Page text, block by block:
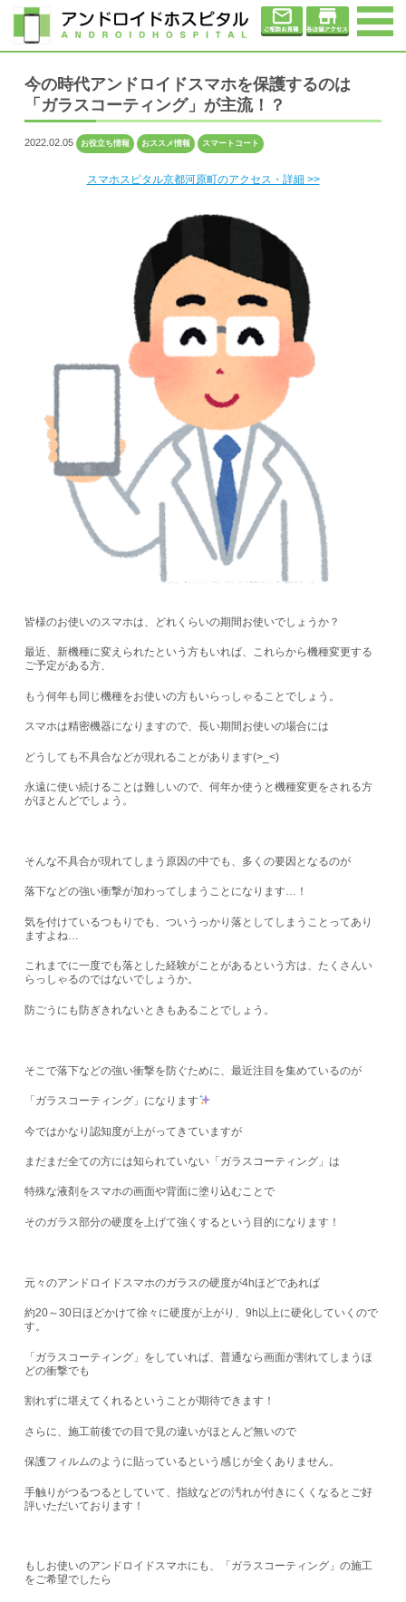
今の時代アンドロイドスマホを保護するのは
「ガラスコーティング」が主流！？
2022.02.05 お役立ち情報 おススメ情報 スマートコート
スマホスピタル京都河原町のアクセス・詳細 >>
皆様のお使いのスマホは、どれくらいの期間お使いでしょうか？
最近、新機種に変えられたという方もいれば、これらから機種変更する
ご予定がある方、
もう何年も同じ機種をお使いの方もいらっしゃることでしょう。
スマホは精密機器になりますので、長い期間お使いの場合には
どうしても不具合などが現れることがあります(>_<)
永遠に使い続けることは難しいので、何年か使うと機種変更をされる方
がほとんどでしょう。
そんな不具合が現れてしまう原因の中でも、多くの要因となるのが
落下などの強い衝撃が加わってしまうことになります…！
気を付けているつもりでも、ついうっかり落としてしまうことってあり
ますよね…
これまでに一度でも落とした経験がことがあるという方は、たくさんい
らっしゃるのではないでしょうか。
防ごうにも防ぎきれないときもあることでしょう。
そこで落下などの強い衝撃を防ぐために、最近注目を集めているのが
「ガラスコーティング」になります
今ではかなり認知度が上がってきていますが
まだまだ全ての方には知られていない「ガラスコーティング」は
特殊な液剤をスマホの画面や背面に塗り込むことで
そのガラス部分の硬度を上げて強くするという目的になります！
元々のアンドロイドスマホのガラスの硬度が4hほどであれば
約20～30日ほどかけて徐々に硬度が上がり、9h以上に硬化していくので
す。
「ガラスコーティング」をしていれば、普通なら画面が割れてしまうほ
どの衝撃でも
割れずに堪えてくれるということが期待できます！
さらに、施工前後での目で見の違いがほとんど無いので
保護フィルムのように貼っているという感じが全くありません。
手触りがつるつるとしていて、指紋などの汚れが付きにくくなるとご好
評いただいております！
もしお使いのアンドロイドスマホにも、「ガラスコーティング」の施工
をご希望でしたら